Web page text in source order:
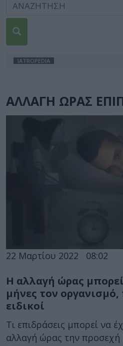
IATROPEDIA
ΑΛΛΑΓΗ ΩΡΑΣ
22 Μαρτίου 2022 08:02
Η αλλαγή ώρας
μήνες τον
ειδικοί
Τι επιδράσεις μπορεί να
αλλαγή ώρας την προσεχή